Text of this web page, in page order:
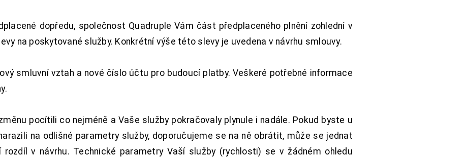
dopředu, společnost Quadruple Vám část předplaceného plnění zohlední v
na poskytované služby. Konkrétní výše této slevy je uvedena v návrhu smlouvy.
smluvní vztah a nové číslo účtu pro budoucí platby. Veškeré potřebné informace
pocítili co nejméně a Vaše služby pokračovaly plynule i nadále. Pokud byste u
na odlišné parametry služby, doporučujeme se na ně obrátit, může se jednat
v návrhu. Technické parametry Vaší služby (rychlosti) se v žádném ohledu